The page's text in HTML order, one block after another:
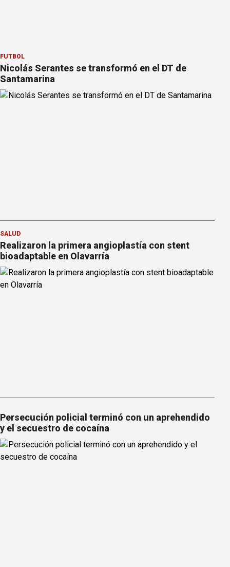
FÚTBOL
Nicolás Serantes se transformó en el DT de
Santamarina
SALUD
Realizaron la primera angioplastía con stent
bioadaptable en Olavarría
Persecución policial terminó con un aprehendido
y el secuestro de cocaína